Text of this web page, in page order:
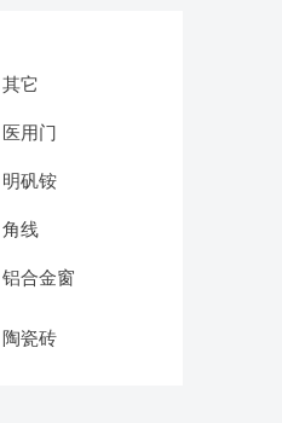
其它
医用门
明矾铵
角线
铝合金窗
陶瓷砖